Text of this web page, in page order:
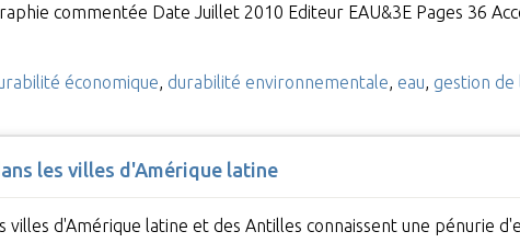
commentée Date Juillet 2010 Editeur EAU&3E Pages 36
économique, durabilité environnementale, eau, gestion de
les villes d'Amérique latine
d'Amérique latine et des Antilles connaissent une pénurie